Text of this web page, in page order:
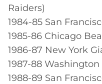
Raiders)
1984-85 San
1985-86 Chicago
1986-87 New York
1987-88
1988-89 San